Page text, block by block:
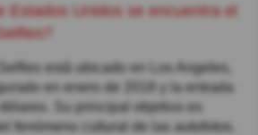
está ubicado en Los Angeles,
en enero de 2018 y la entrada
Su principal objetivo es
fenómeno cultural de las autofotos.